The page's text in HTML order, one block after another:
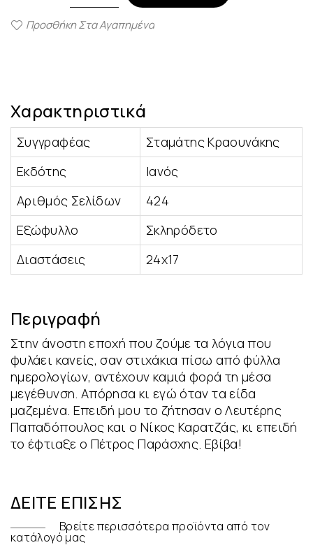
Προσθήκη Στα Αγαπημένα
Χαρακτηριστικά
Συγγραφέας
Σταμάτης Κραουνάκης
Εκδότης
Iανός
Αριθμός Σελίδων
424
Εξώφυλλο
Σκληρόδετο
Διαστάσεις
24x17
Περιγραφή
Στην άνοστη εποχή που ζούμε τα λόγια που
φυλάει κανείς, σαν στιχάκια πίσω από φύλλα
ημερολογίων, αντέχουν καμιά φορά τη μέσα
μεγέθυνση. Απόρησα κι εγώ όταν τα είδα
μαζεμένα. Επειδή μου το ζήτησαν ο Λευτέρης
Παπαδόπουλος και ο Νίκος Καρατζάς, κι επειδή
το έφτιαξε ο Πέτρος Παράσχης. Εβίβα!
ΔΕΊΤΕ ΕΠΊΣΗΣ
Βρείτε περισσότερα προϊόντα από τον
κατάλογό μας